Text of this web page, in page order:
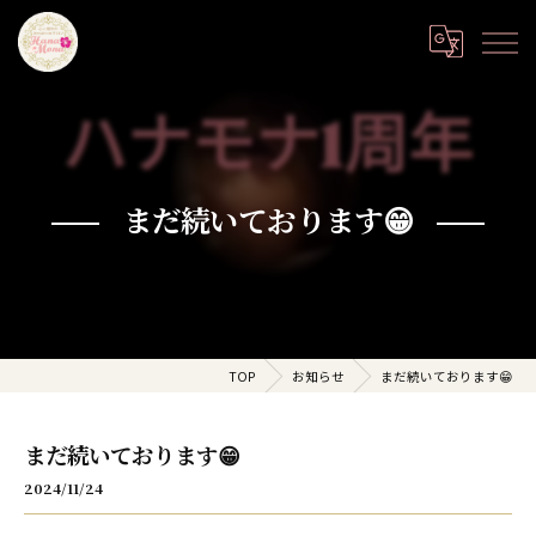
まだ続いております😁
TOP お知らせ まだ続いております😁
まだ続いております😁
2024/11/24